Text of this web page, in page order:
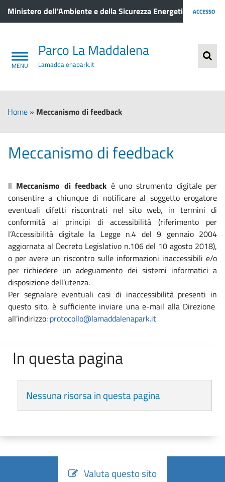
Ministero dell'Ambiente e della Sicurezza Energetica ACCESSO
Parco La Maddalena
Lamaddalenapark.it
Home » Meccanismo di feedback
Meccanismo di feedback
Il Meccanismo di feedback è uno strumento digitale per
consentire a chiunque di notificare al soggetto erogatore
eventuali difetti riscontrati nel sito web, in termini di
conformità ai principi di accessibilità (riferimento per
l’Accessibilità digitale la Legge n.4 del 9 gennaio 2004
aggiornata al Decreto Legislativo n.106 del 10 agosto 2018),
o per avere un riscontro sulle informazioni inaccessibili e/o
per richiedere un adeguamento dei sistemi informatici a
disposizione dell’utenza.
Per segnalare eventuali casi di inaccessibilità presenti in
questo sito, è sufficiente inviare una e-mail alla Direzione
all’indirizzo: protocollo@lamaddalenapark.it
In questa pagina
Nessuna risorsa in questa pagina
Valuta questo sito